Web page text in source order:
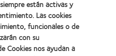
están activas y
Las cookies
funcionales o de
con su
Cookies nos ayudan a